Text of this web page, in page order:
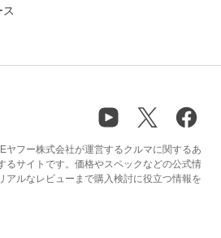
ヤフー株式会社が運営するクルマに関するあ
るサイトです。価格やスペックなどの公式情
アルなレビューまで購入検討に役立つ情報を